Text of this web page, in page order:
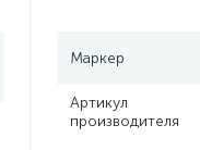
Маркер
Артикул
производителя